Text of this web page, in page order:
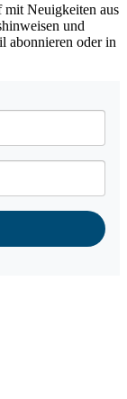
mit Neuigkeiten aus
und
abonnieren oder in